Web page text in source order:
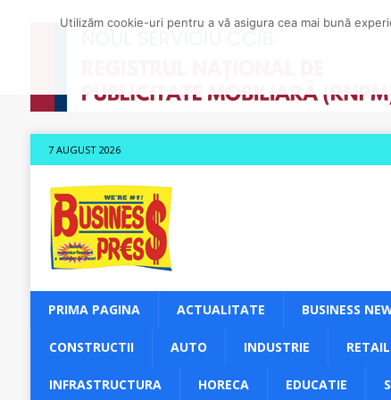
7 AUGUST 2026
PRIMA PAGINA ACTUALITATE BUSINESS
CONSTRUCTII AUTO INDUSTRIE RETAIL
INFRASTRUCTURA HORECA EDUCATIE
Utilizăm cookie-uri pentru a vă asigura cea mai bună